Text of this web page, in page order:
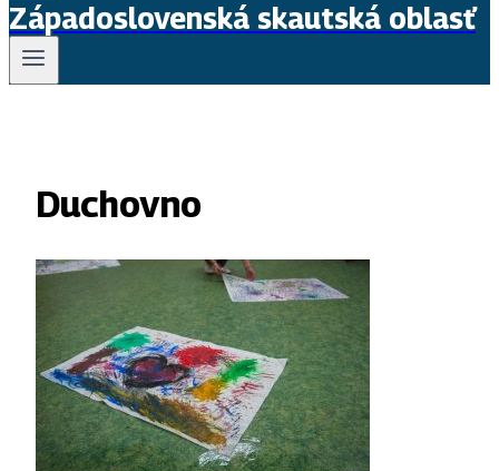
Západoslovenská skautská oblasť
Duchovno